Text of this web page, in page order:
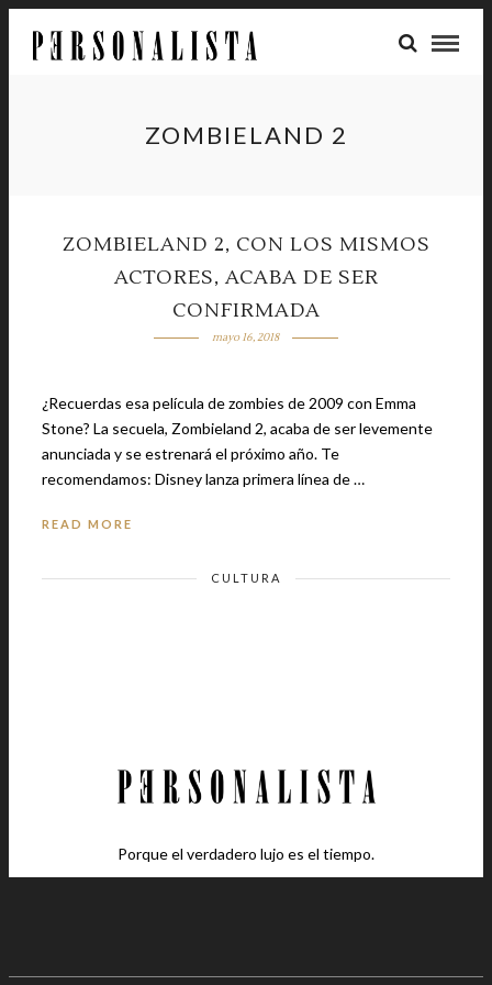
ZOMBIELAND 2
ZOMBIELAND 2, CON LOS MISMOS
ACTORES, ACABA DE SER
CONFIRMADA
mayo 16, 2018
¿Recuerdas esa película de zombies de 2009 con Emma
Stone? La secuela, Zombieland 2, acaba de ser levemente
anunciada y se estrenará el próximo año. Te
recomendamos: Disney lanza primera línea de …
READ MORE
CULTURA
Porque el verdadero lujo es el tiempo.